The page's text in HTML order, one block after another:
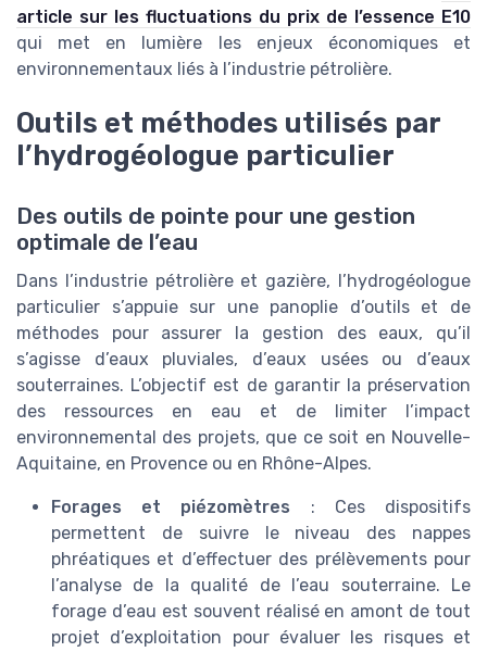
article sur les fluctuations du prix de l’essence E10
qui met en lumière les enjeux économiques et
environnementaux liés à l’industrie pétrolière.
Outils et méthodes utilisés par
l’hydrogéologue particulier
Des outils de pointe pour une gestion
optimale de l’eau
Dans l’industrie pétrolière et gazière, l’hydrogéologue
particulier s’appuie sur une panoplie d’outils et de
méthodes pour assurer la gestion des eaux, qu’il
s’agisse d’eaux pluviales, d’eaux usées ou d’eaux
souterraines. L’objectif est de garantir la préservation
des ressources en eau et de limiter l’impact
environnemental des projets, que ce soit en Nouvelle-
Aquitaine, en Provence ou en Rhône-Alpes.
Forages et piézomètres : Ces dispositifs
permettent de suivre le niveau des nappes
phréatiques et d’effectuer des prélèvements pour
l’analyse de la qualité de l’eau souterraine. Le
forage d’eau est souvent réalisé en amont de tout
projet d’exploitation pour évaluer les risques et